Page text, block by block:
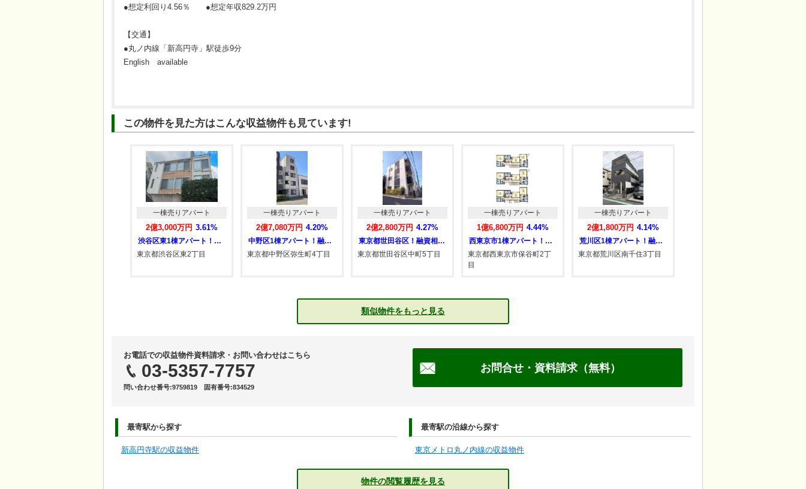
●想定利回り4.56％ ●想定年収829.2万円
【交通】
●丸ノ内線「新高円寺」駅徒歩9分
English available
この物件を見た方はこんな収益物件も見ています!
中野区1棟アパート！融資相談受付中！中国…
一棟売りアパート
2億7,080万円 4.20%
東京都中野区弥生町4丁目
東京都世田谷区！融資相談受付中！中国語＆…
一棟売りアパート
2億2,800万円 4.27%
東京都世田谷区中町5丁目
西東京市1棟アパート！融資相談受付中！中…
一棟売りアパート
1億6,800万円 4.44%
東京都西東京市保谷町2丁
荒川区1棟アパート！融資相談受付中！中国…
一棟売りアパート
2億1,800万円 4.14%
東京都荒川区南千住3丁目
大田区1棟アパート！融資相談受付中！中国…
一棟売りアパート
1億6,500万円 4.70%
東京都大田区大森北5丁目
類似物件をもっと見る
お電話での収益物件資料請求・お問い合わせはこちら
03-5357-7757
問い合わせ番号:9759819 固有番号:834529
お問合せ・資料請求（無料）
最寄駅から探す
新高円寺駅の収益物件
最寄駅の沿線から探す
東京メトロ丸ノ内線の収益物件
物件の閲覧履歴を見る